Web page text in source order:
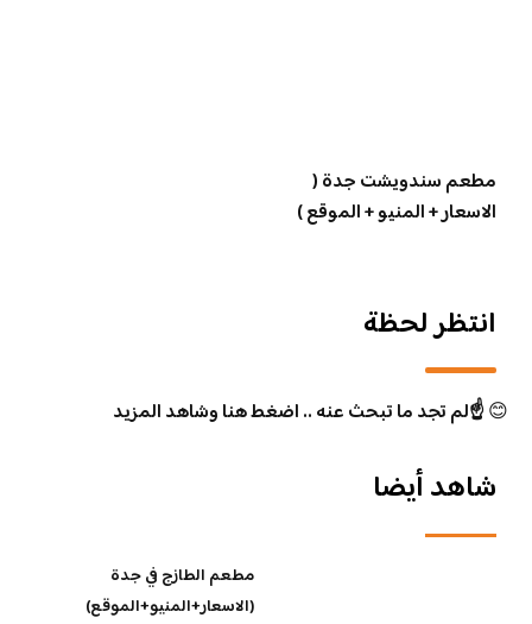
مطعم سندويشت جدة (
الاسعار + المنيو + الموقع )
انتظر لحظة
😊☝️لم تجد ما تبحث عنه .. اضغط هنا وشاهد المزيد
شاهد أيضا
مطعم الطازج في جدة
(الاسعار+المنيو+الموقع)